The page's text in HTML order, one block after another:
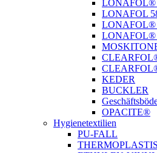
LONAFOL®
LONAFOL
LONAFOL®
LONAFOL®
KEDER
BUCKLER
OPACITE®
Hygienetextilien
PU-FALL